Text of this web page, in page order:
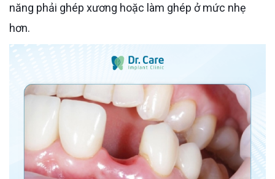
năng phải ghép xương hoặc làm ghép ở mức nhẹ
hơn.